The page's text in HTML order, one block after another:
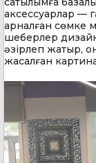
аксессуарлар —
арналған сөмке
шеберлер
әзірлеп жатыр,
жасалған